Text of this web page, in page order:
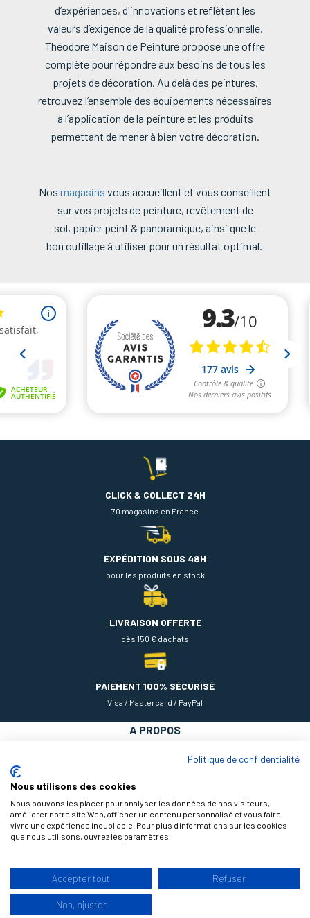
d’expériences, d'innovations et reflètent les
valeurs d’exigence de la qualité professionnelle.
Théodore Maison de Peinture propose une offre
complète pour répondre aux besoins de tous les
projets de décoration. Au delà des peintures,
retrouvez l’ensemble des équipements nécessaires
à l’application de la peinture et les produits
permettant de mener à bien votre décoration.
Nos magasins vous accueillent et vous conseillent
sur vos projets de peinture, revêtement de
sol, papier peint & panoramique, ainsi que le
bon outillage à utiliser pour un résultat optimal.
CLICK & COLLECT 24H
70 magasins en France
EXPÉDITION SOUS 48H
pour les produits en stock
LIVRAISON OFFERTE
dès 150 € d'achats
PAIEMENT 100% SÉCURISÉ
Visa / Mastercard / PayPal
A PROPOS
© 2026 Théodore Maison de Peinture, tous droits réservés |
Politique de confidentialité
Nous utilisons des cookies
Nous pouvons les placer pour analyser les données de nos visiteurs,
améliorer notre site Web, afficher un contenu personnalisé et vous faire
vivre une expérience inoubliable. Pour plus d'informations sur les cookies
que nous utilisons, ouvrez les paramètres.
Accepter tout Refuser
Non, ajuster